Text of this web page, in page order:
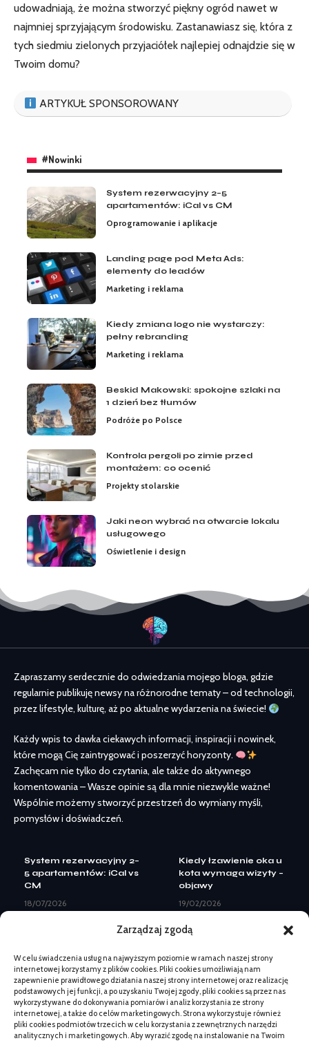
Zarządzaj zgodą
W celu świadczenia usług na najwyższym poziomie w ramach naszej strony
internetowej korzystamy z plików cookies. Pliki cookies umożliwiają nam
zapewnienie prawidłowego działania naszej strony internetowej oraz realizację
podstawowych jej funkcji, a po uzyskaniu Twojej zgody, pliki cookies są przez nas
wykorzystywane do dokonywania pomiarów i analiz korzystania ze strony
internetowej, a także do celów marketingowych. Strona wykorzystuje również
pliki cookies podmiotów trzecich w celu korzystania z zewnętrznych narzędzi
analitycznych i marketingowych. Aby wyrazić zgodę na instalowanie na Twoim
⁤udowadniają, że można stworzyć piękny ogród nawet w
najmniej sprzyjającym środowisku. Zastanawiasz się, ⁤która z
tych siedmiu zielonych przyjaciółek najlepiej odnajdzie się w
Twoim domu?
ARTYKUŁ SPONSOROWANY
#Nowinki
System rezerwacyjny 2–5
apartamentów: iCal vs CM
Oprogramowanie i aplikacje
Landing page pod Meta Ads:
elementy do leadów
Marketing i reklama
Kiedy zmiana logo nie wystarczy:
pełny rebranding
Marketing i reklama
Beskid Makowski: spokojne szlaki na
1 dzień bez tłumów
Podróże po Polsce
Kontrola pergoli po zimie przed
montażem: co ocenić
Projekty stolarskie
Jaki neon wybrać na otwarcie lokalu
usługowego
Oświetlenie i design
Zapraszamy serdecznie do odwiedzania mojego bloga, gdzie
regularnie publikuję newsy na różnorodne tematy – od technologii,
przez lifestyle, kulturę, aż po aktualne wydarzenia na świecie!
Każdy wpis to dawka ciekawych informacji, inspiracji i nowinek,
które mogą Cię zaintrygować i poszerzyć horyzonty.
Zachęcam nie tylko do czytania, ale także do aktywnego
komentowania – Wasze opinie są dla mnie niezwykle ważne!
Wspólnie możemy stworzyć przestrzeń do wymiany myśli,
pomysłów i doświadczeń.
System rezerwacyjny 2–
5 apartamentów: iCal vs
CM
18/07/2026
08/07/2026
Kiedy zmiana logo nie
wystarczy: pełny
rebranding
07/07/2026
Beskid Makowski:
Kiedy łzawienie oka u
kota wymaga wizyty –
objawy
19/02/2026
zabawami: materiały i
12/02/2026
Co kupić na działkę
przed sezonem letnim:
lista i kryteria
19/05/2026
Jak sprawdzić czy lapis